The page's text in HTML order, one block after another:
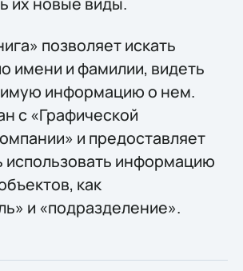
позволяет искать
имени и фамилии, видеть
информацию о нем.
с «Графической
и предоставляет
использовать информацию
как
и «подразделение».